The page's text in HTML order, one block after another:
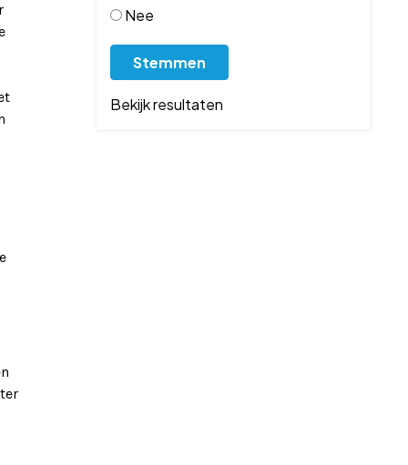
Nee
Bekijk resultaten